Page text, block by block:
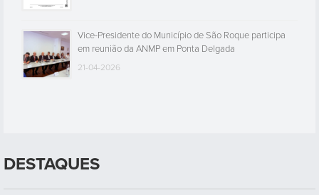
Vice-Presidente do Município de São Roque participa
em reunião da ANMP em Ponta Delgada
21-04-2026
DESTAQUES